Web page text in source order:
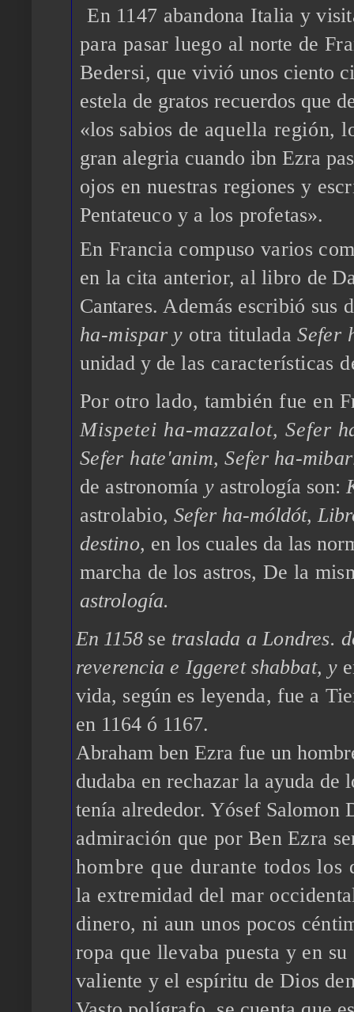
En 1147 abandona Italia y
para pasar luego al norte de
Bedersi, que vivió unos ciento
estela de gratos recuerdos que
«los sabios de aquella región,
gran alegria cuando ibn Ezra
ojos en nuestras regiones y
Pentateuco y a los profetas».
En Francia compuso varios
en la cita anterior, al libro de
Cantares. Además escribió sus
ha-mispar y otra tituladaSefer
unidad y delas características
Por otro lado, también fue en
Mispetei ha-mazzalot, Sefer
Sefer ha­te'anim, Sefer ha-
de astronomía y astrología son:
astrolabio,Sefer ha-móldót,
destino, en los cuales da las
marcha de los astros, De la
astrología.
En 1158 se traslada a Londres.
reverenciae Iggeret shabbat, y
vida, según es leyenda, fue a
en 1164 ó 1167.
Abraham ben Ezra fue un
dudaba en rechazar la ayuda de
tenía alrededor. Yósef Salomon
admiración que porBen Ezra
hombre que durante todos
la extremidad del mar
dinero, ni aun unos pocos
ropa que llevaba puesta y en
valiente y el espíritu de Dios